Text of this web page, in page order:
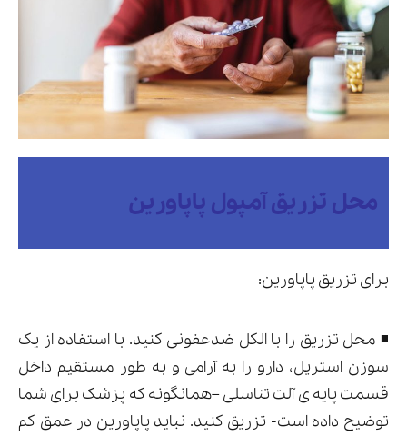
محل تزریق آمپول پاپاورین
برای تزریق پاپاورین:
◾ محل تزریق را با الکل ضدعفونی کنید. با استفاده از یک
سوزن استریل، دارو را به آرامی و به طور مستقیم داخل
قسمت پایه ی آلت تناسلی –همانگونه که پزشک برای شما
توضیح داده است- تزریق کنید. نباید پاپاورین در عمق کم